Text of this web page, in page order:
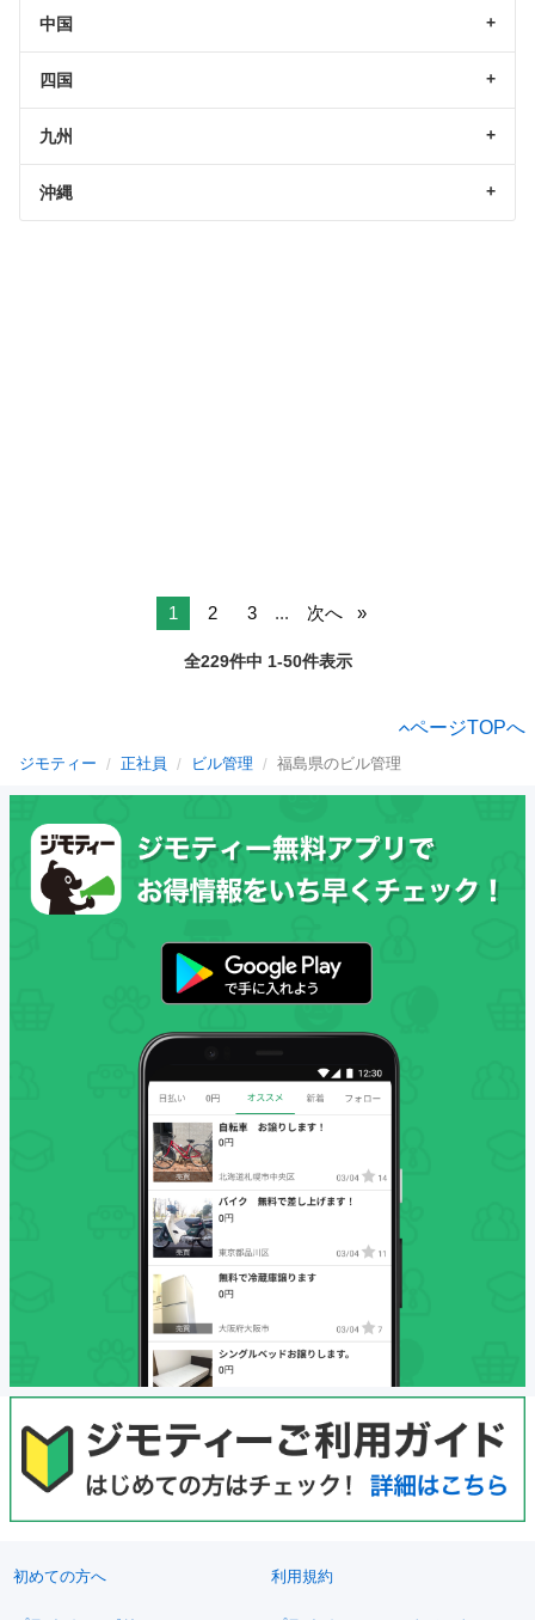
中国
四国
九州
沖縄
1 2 3 ... 次へ
全229件中 1-50件表示
ページTOPへ
ジモティー 正社員 ビル管理 福島県のビル管理
初めての方へ 利用規約